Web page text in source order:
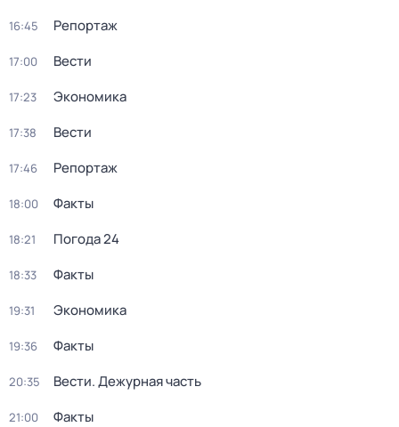
16:45 Репортаж
17:00 Вести
17:23 Экономика
17:38 Вести
17:46 Репортаж
18:00 Факты
18:21 Погода 24
18:33 Факты
19:31 Экономика
19:36 Факты
20:35 Вести. Дежурная часть
21:00 Факты